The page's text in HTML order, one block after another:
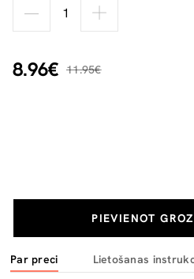
8.96€ 11.95€
PIEVIENOT
Par preci Lietošanas